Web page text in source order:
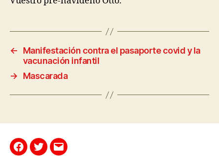
←
Manifestación contra el pasaporte covid y la
vacunación infantil
→
Mascarada